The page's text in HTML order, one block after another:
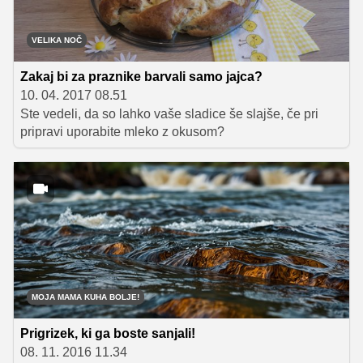
pomazali do zadnje kapljice. Vam je ideja všeč? Berite
dalje ...
VELIKA NOČ
Zakaj bi za praznike barvali samo jajca?
10. 04. 2017 08.51
Ste vedeli, da so lahko vaše sladice še slajše, če pri
pripravi uporabite mleko z okusom?
MOJA MAMA KUHA BOLJE!
Prigrizek, ki ga boste sanjali!
08. 11. 2016 11.34